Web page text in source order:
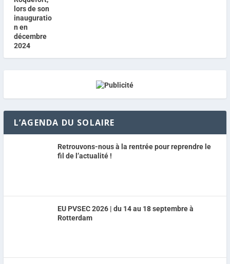
L’AGENDA DU SOLAIRE
Retrouvons-nous à la rentrée pour reprendre le
fil de l’actualité !
EU PVSEC 2026 | du 14 au 18 septembre à
Rotterdam